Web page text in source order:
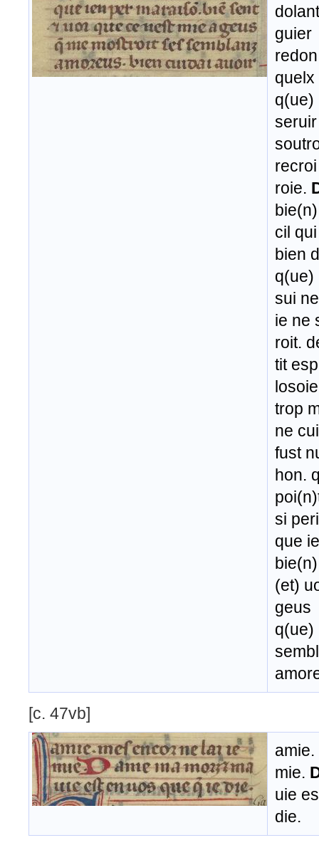
guier
quelx
q(ue)
seruir
recroi
roie.
bie(n)
cil
bien
q(ue)
sui
ie ne
roit.
tit
losoie
trop
ne
fust
hon.
si
que
(et)
geus
q(ue)
[c. 47vb]
mie.
uie
die.